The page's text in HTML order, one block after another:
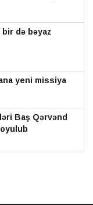
bir də bəyaz
yeni missiya
Baş Qərvənd
çıxış